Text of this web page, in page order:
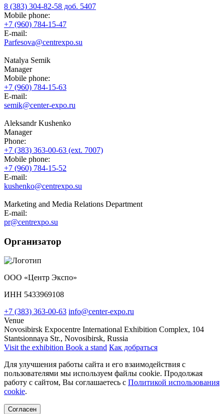
8 (383) 304-82-58 доб. 5407
Mobile phone:
+7 (960) 784-15-47
E-mail:
Parfesova@centrexpo.su
Natalya Semik
Manager
Mobile phone:
+7 (960) 784-15-63
E-mail:
semik@center-expo.ru
Aleksandr Kushenko
Manager
Phone:
+7 (383) 363-00-63 (ext. 7007)
Mobile phone:
+7 (960) 784-15-52
E-mail:
kushenko@centrexpo.su
Marketing and Media Relations Department
E-mail:
pr@centrexpo.su
Организатор
ООО «Центр Экспо»
ИНН 5433969108
+7 (383) 363-00-63 info@center-expo.ru
Venue
Novosibirsk Expocentre International Exhibition Complex, 104
Stantsionnaya Str., Novosibirsk, Russia
Visit the exhibition Book a stand Как добраться
Для улучшения работы сайта и его взаимодействия с
пользователями мы используем файлы cookie. Продолжая
работу с сайтом, Вы соглашаетесь с Политикой использования
cookie.
Согласен